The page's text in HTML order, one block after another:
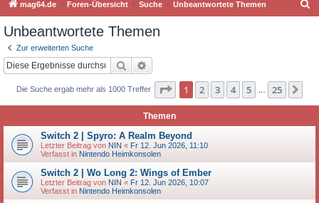
mag64.de Foren-Übersicht Suche Unbeantwortete Themen
Unbeantwortete Themen
Zur erweiterten Suche
Suche
Die Suche ergab mehr als 1000 Treffer Seite 1von 25
1 2 3 4 5 25
Themen
Switch 2 | Spyro: A Realm Beyond
Letzter Beitrag von NIN « Fr 12. Jun 2026, 11:10
Verfasst in Nintendo Heimkonsolen
Switch 2 | Wo Long 2: Wings of Ember
Letzter Beitrag von NIN « Fr 12. Jun 2026, 10:07
Verfasst in Nintendo Heimkonsolen